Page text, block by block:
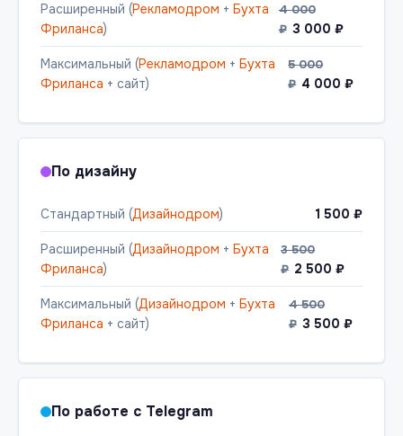
Расширенный (Рекламодром + Бухта
Фриланса)
4 000
₽ 3 000 ₽
Максимальный (Рекламодром + Бухта
Фриланса + сайт)
5 000
₽ 4 000 ₽
По дизайну
Стандартный (Дизайнодром) 1 500 ₽
Расширенный (Дизайнодром + Бухта
Фриланса)
3 500
₽ 2 500 ₽
Максимальный (Дизайнодром + Бухта
Фриланса + сайт)
4 500
₽ 3 500 ₽
По работе с Telegram